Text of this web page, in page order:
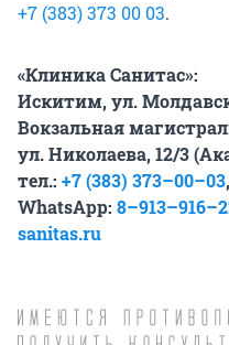
+7 (383) 373 00 03.
«Клиника Санитас»:
Искитим, ул.
Вокзальная
ул. Николаева, 12/3
тел.: +7 (383) 373–00–03,
WhatsApp:
sanitas.ru